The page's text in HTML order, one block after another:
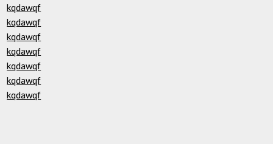
kqdawqf
kqdawqf
kqdawqf
kqdawqf
kqdawqf
kqdawqf
kqdawqf